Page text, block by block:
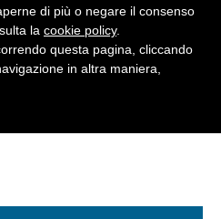
2023
Pubblicato il: 05
di più o negare il consenso
la cookie policy.
questa pagina, cliccando
in altra maniera,